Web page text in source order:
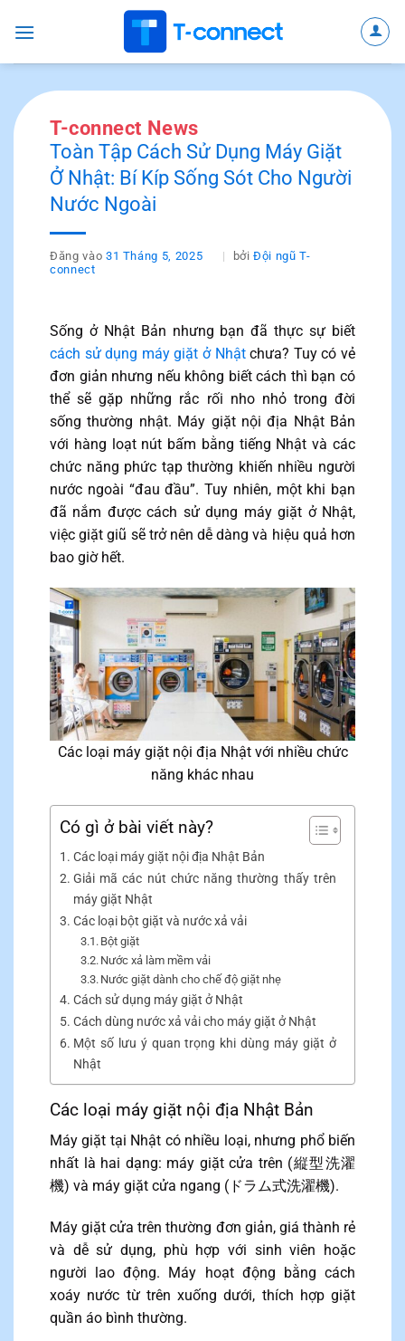
qua
T-connect News
Toàn Tập Cách Sử Dụng Máy Giặt
Ở Nhật: Bí Kíp Sống Sót Cho Người
Nước Ngoài
Đăng vào 31 Tháng 5, 2025 bởiĐội ngũ T-
connect
Sống ở Nhật Bản nhưng bạn đã thực sự biết
cách sử dụng máy giặt ở Nhậtchưa? Tuy có vẻ
đơn giản nhưng nếu không biết cách thì bạn có
thể sẽ gặp những rắc rối nho nhỏ trong đời
sống thường nhật. Máy giặt nội địa Nhật Bản
với hàng loạt nút bấm bằng tiếng Nhật và các
chức năng phức tạp thường khiến nhiều người
nước ngoài “đau đầu”. Tuy nhiên, một khi bạn
đã nắm được cách sử dụng máy giặt ở Nhật,
việc giặt giũ sẽ trở nên dễ dàng và hiệu quả hơn
bao giờ hết.
Các loại máy giặt nội địa Nhật với nhiều chức
năng khác nhau
Có gì ở bài viết này?
Các loại máy giặt nội địa Nhật Bản
Giải mã các nút chức năng thường thấy trên
máy giặt Nhật
Các loại bột giặt và nước xả vải
Bột giặt
Nước xả làm mềm vải
Nước giặt dành cho chế độ giặt nhẹ
Cách sử dụng máy giặt ở Nhật
Cách dùng nước xả vải cho máy giặt ở Nhật
Một số lưu ý quan trọng khi dùng máy giặt ở
Nhật
Các loại máy giặt nội địa Nhật Bản
Máy giặt tại Nhật có nhiều loại, nhưng phổ biến
nhất là hai dạng: máy giặt cửa trên (縦型洗濯
機) và máy giặt cửa ngang (ドラム式洗濯機).
Máy giặt cửa trên thường đơn giản, giá thành rẻ
và dễ sử dụng, phù hợp với sinh viên hoặc
người lao động. Máy hoạt động bằng cách
xoáy nước từ trên xuống dưới, thích hợp giặt
quần áo bình thường.